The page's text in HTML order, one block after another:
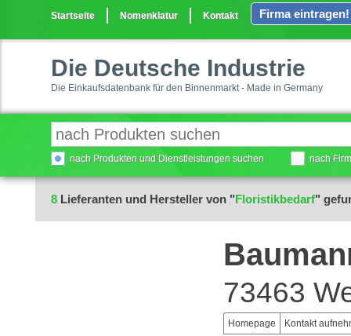
Startseite Nomenklatur Kontakt Firma eintragen!
Die Deutsche Industrie
Die Einkaufsdatenbank für den Binnenmarkt - Made in Germany
nach Produkten und Dienstleistungen suchen nach
8 Lieferanten und Hersteller von "Floristikbedarf"
73463
Homepage Kontakt